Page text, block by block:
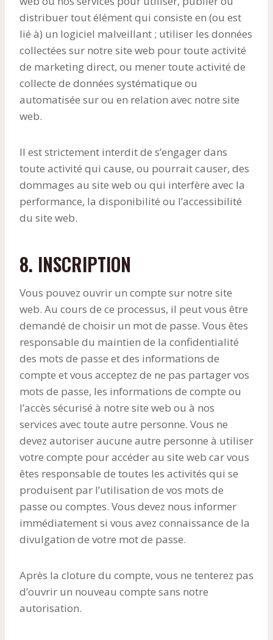
distribuer tout élément qui consiste en (ou est
lié à) un logiciel malveillant ; utiliser les données
collectées sur notre site web pour toute activité
de marketing direct, ou mener toute activité de
collecte de données systématique ou
automatisée sur ou en relation avec notre site
web.
Il est strictement interdit de s’engager dans
toute activité qui cause, ou pourrait causer, des
dommages au site web ou qui interfère avec la
performance, la disponibilité ou l’accessibilité
du site web.
8. INSCRIPTION
Vous pouvez ouvrir un compte sur notre site
web. Au cours de ce processus, il peut vous être
demandé de choisir un mot de passe. Vous êtes
responsable du maintien de la confidentialité
des mots de passe et des informations de
compte et vous acceptez de ne pas partager vos
mots de passe, les informations de compte ou
l’accès sécurisé à notre site web ou à nos
services avec toute autre personne. Vous ne
devez autoriser aucune autre personne à utiliser
votre compte pour accéder au site web car vous
êtes responsable de toutes les activités qui se
produisent par l’utilisation de vos mots de
passe ou comptes. Vous devez nous informer
immédiatement si vous avez connaissance de la
divulgation de votre mot de passe.
Après la cloture du compte, vous ne tenterez pas
d’ouvrir un nouveau compte sans notre
autorisation.